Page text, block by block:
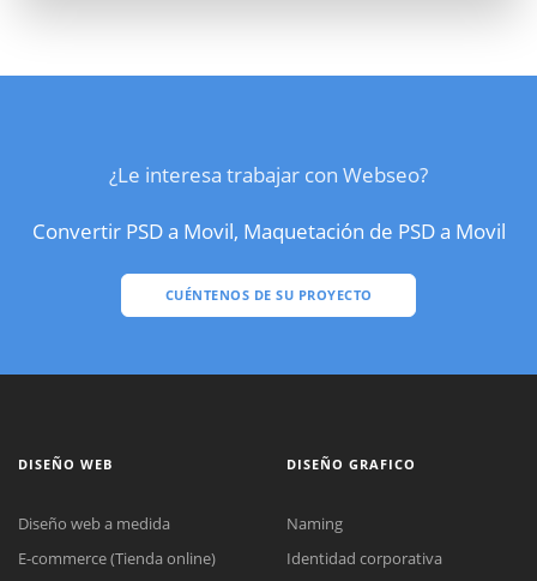
¿Le interesa trabajar con Webseo?
Convertir PSD a Movil, Maquetación de PSD a Movil
CUÉNTENOS DE SU PROYECTO
DISEÑO WEB
Diseño web a medida
E-commerce (Tienda online)
DISEÑO GRAFICO
Naming
Identidad corporativa